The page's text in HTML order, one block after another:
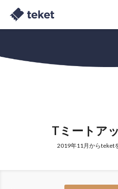
Tミートア
2019年11月からteket